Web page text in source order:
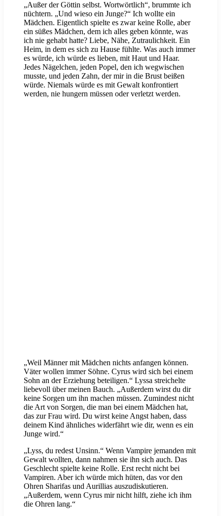
„Außer der Göttin selbst. Wortwörtlich“, brummte ich
nüchtern. „Und wieso ein Junge?“ Ich wollte ein
Mädchen. Eigentlich spielte es zwar keine Rolle, aber
ein süßes Mädchen, dem ich alles geben könnte, was
ich nie gehabt hatte? Liebe, Nähe, Zutraulichkeit. Ein
Heim, in dem es sich zu Hause fühlte. Was auch immer
es würde, ich würde es lieben, mit Haut und Haar.
Jedes Nägelchen, jeden Popel, den ich wegwischen
musste, und jeden Zahn, der mir in die Brust beißen
würde. Niemals würde es mit Gewalt konfrontiert
werden, nie hungern müssen oder verletzt werden.
„Weil Männer mit Mädchen nichts anfangen können.
Väter wollen immer Söhne. Cyrus wird sich bei einem
Sohn an der Erziehung beteiligen.“ Lyssa streichelte
liebevoll über meinen Bauch. „Außerdem wirst du dir
keine Sorgen um ihn machen müssen. Zumindest nicht
die Art von Sorgen, die man bei einem Mädchen hat,
das zur Frau wird. Du wirst keine Angst haben, dass
deinem Kind ähnliches widerfährt wie dir, wenn es ein
Junge wird.“
„Lyss, du redest Unsinn.“ Wenn Vampire jemanden mit
Gewalt wollten, dann nahmen sie ihn sich auch. Das
Geschlecht spielte keine Rolle. Erst recht nicht bei
Vampiren. Aber ich würde mich hüten, das vor den
Ohren Sharifas und Aurillias auszudiskutieren.
„Außerdem, wenn Cyrus mir nicht hilft, ziehe ich ihm
die Ohren lang.“